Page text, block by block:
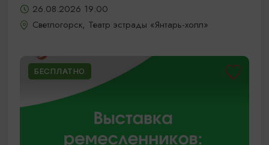
26.08.2026 19:00
Светлогорск, Театр эстрады «Янтарь-холл»
БЕСПЛАТНО